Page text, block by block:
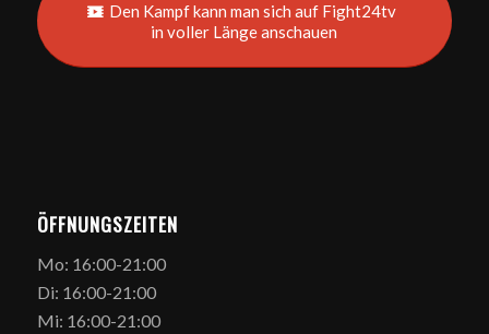
Den Kampf kann man sich auf Fight24tv
in voller Länge anschauen
ÖFFNUNGSZEITEN
Mo: 16:00-21:00
Di: 16:00-21:00
Mi: 16:00-21:00